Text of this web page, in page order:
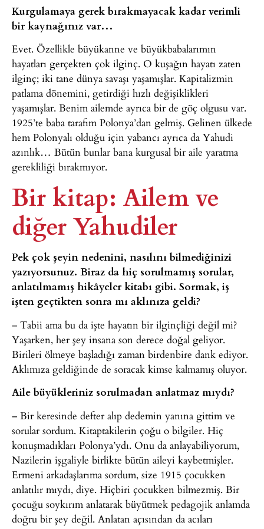
Kurgulamaya gerek bırakmayacak kadar verimli
bir kaynağınız var…
Evet. Özellikle büyükanne ve büyükbabalarımın
hayatları gerçekten çok ilginç. O kuşağın hayatı zaten
ilginç; iki tane dünya savaşı yaşamışlar. Kapitalizmin
patlama dönemini, getirdiği hızlı değişiklikleri
yaşamışlar. Benim ailemde ayrıca bir de göç olgusu var.
1925’te baba tarafım Polonya’dan gelmiş. Gelinen ülkede
hem Polonyalı olduğu için yabancı ayrıca da Yahudi
azınlık… Bütün bunlar bana kurgusal bir aile yaratma
gerekliliği bırakmıyor.
Bir kitap: Ailem ve
diğer Yahudiler
Pek çok şeyin nedenini, nasılını bilmediğinizi
yazıyorsunuz. Biraz da hiç sorulmamış sorular,
anlatılmamış hikâyeler kitabı gibi. Sormak, iş
işten geçtikten sonra mı aklınıza geldi?
– Tabii ama bu da işte hayatın bir ilginçliği değil mi?
Yaşarken, her şey insana son derece doğal geliyor.
Birileri ölmeye başladığı zaman birdenbire dank ediyor.
Aklımıza geldiğinde de soracak kimse kalmamış oluyor.
Aile büyükleriniz sorulmadan anlatmaz mıydı?
– Bir keresinde defter alıp dedemin yanına gittim ve
sorular sordum. Kitaptakilerin çoğu o bilgiler. Hiç
konuşmadıkları Polonya’ydı. Onu da anlayabiliyorum,
Nazilerin işgaliyle birlikte bütün aileyi kaybetmişler.
Ermeni arkadaşlarıma sordum, size 1915 çocukken
anlatılır mıydı, diye. Hiçbiri çocukken bilmezmiş. Bir
çocuğu soykırım anlatarak büyütmek pedagojik anlamda
doğru bir şey değil. Anlatan açısından da acıları